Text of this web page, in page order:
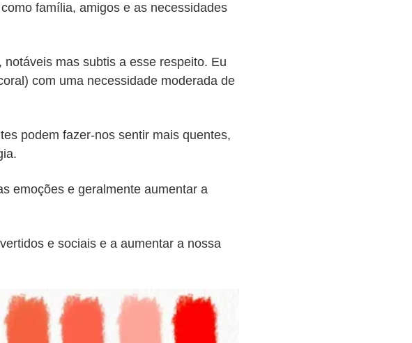
família, amigos e as necessidades
mas subtis a esse respeito. Eu
com uma necessidade moderada de
podem fazer-nos sentir mais quentes,
emoções e geralmente aumentar a
e sociais e a aumentar a nossa